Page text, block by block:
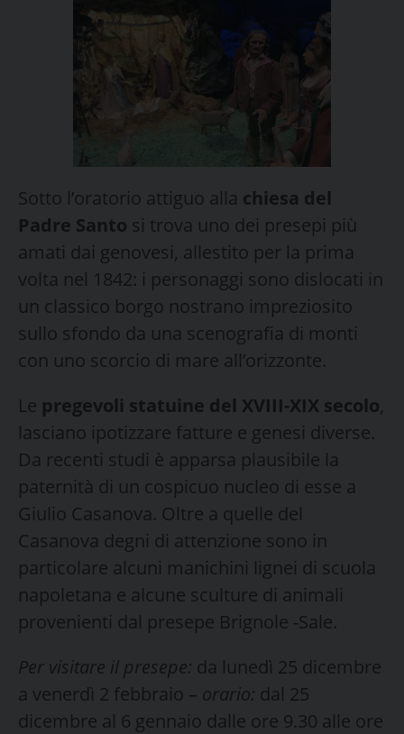
Sotto l’oratorio attiguo alla chiesa del
Padre Santo si trova uno dei presepi più
amati dai genovesi, allestito per la prima
volta nel 1842: i personaggi sono dislocati in
un classico borgo nostrano impreziosito
sullo sfondo da una scenografia di monti
con uno scorcio di mare all’orizzonte.
Le pregevoli statuine del XVIII-XIX secolo,
lasciano ipotizzare fatture e genesi diverse.
Da recenti studi è apparsa plausibile la
paternità di un cospicuo nucleo di esse a
Giulio Casanova. Oltre a quelle del
Casanova degni di attenzione sono in
particolare alcuni manichini lignei di scuola
napoletana e alcune sculture di animali
provenienti dal presepe Brignole -Sale.
Per visitare il presepe: da lunedì 25 dicembre
a venerdì 2 febbraio – orario: dal 25
dicembre al 6 gennaio dalle ore 9.30 alle ore